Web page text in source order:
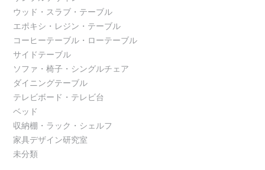
ウッド・スラブ・テーブル
エポキシ・レジン・テーブル
コーヒーテーブル・ローテーブル
サイドテーブル
ソファ・椅子・シングルチェア
ダイニングテーブル
テレビボード・テレビ台
ベッド
収納棚・ラック・シェルフ
家具デザイン研究室
未分類